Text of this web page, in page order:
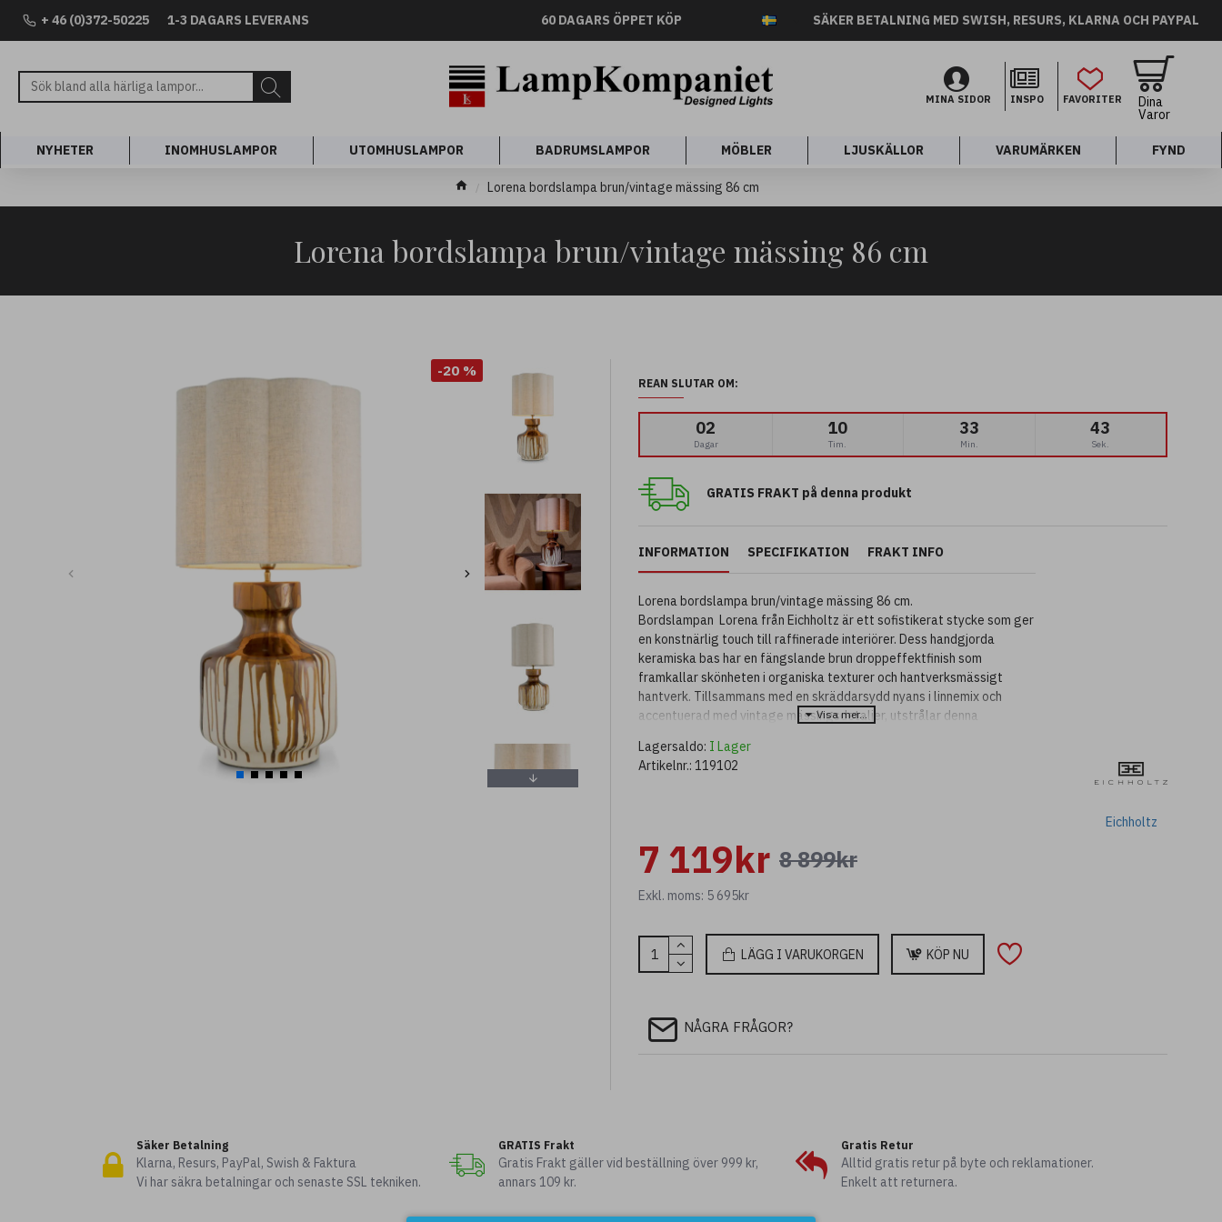
+ 46 (0)372-50225 1-3 DAGARS LEVERANS 60 DAGARS ÖPPET KÖP SÄKER BETALNING MED SWISH, RESURS, KLARNA OCH PAYPAL
MINA SIDOR INSPO FAVORITER Dina
Varor
NYHETER INOMHUSLAMPOR UTOMHUSLAMPOR BADRUMSLAMPOR MÖBLER LJUSKÄLLOR VARUMÄRKEN FYND
Lorena bordslampa brun/vintage mässing 86 cm
Lorena bordslampa brun/vintage mässing 86 cm
-20 %
INFORMATION SPECIFIKATION FRAKT INFO
Lorena bordslampa brun/vintage mässing 86 cm.
Bordslampan Lorena från Eichholtz är ett sofistikerat stycke som ger
en konstnärlig touch till raffinerade interiörer. Dess handgjorda
keramiska bas har en fängslande brun droppeffektfinish som
framkallar skönheten i organiska texturer och hantverksmässigt
hantverk. Tillsammans med en skräddarsydd nyans i linnemix och
accentuerad med vintage mässingsdetaljer, utstrålar denna
Oavsett om Lorena placeras i ett vardagsrum, hall eller sovrum är den
Ladda ner specifikationsblad
GRATIS FRAKT på denna produkt
REAN SLUTAR OM:
02
Dagar
10
Tim.
33
Min.
42
Sek.
8 899kr
7 119kr
Exkl. moms: 5 695kr
Lagersaldo: I Lager
Artikelnr.: 119102
Eichholtz
LÄGG I VARUKORGEN KÖP NU
NÅGRA FRÅGOR?
Säker Betalning
Klarna, Resurs, PayPal, Swish & Faktura
Vi har säkra betalningar och senaste SSL tekniken.
GRATIS Frakt
Gratis Frakt gäller vid beställning över 999 kr,
annars 109 kr.
Gratis Retur
Alltid gratis retur på byte och reklamationer.
Enkelt att returnera.